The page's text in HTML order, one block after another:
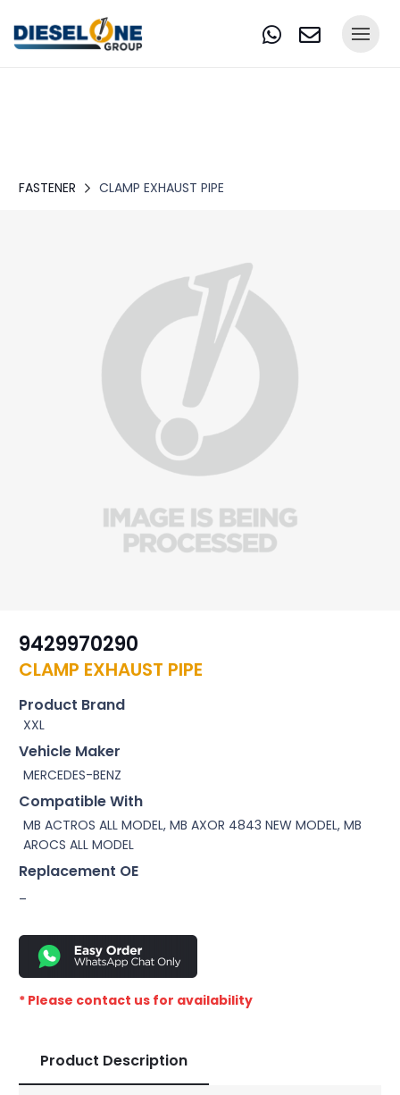
FASTENER CLAMP EXHAUST PIPE
9429970290
CLAMP EXHAUST PIPE
Product Brand
XXL
Vehicle Maker
MERCEDES-BENZ
Compatible With
MB ACTROS ALL MODEL, MB AXOR 4843 NEW MODEL, MB
AROCS ALL MODEL
Replacement OE
–
* Please contact us for availability
Product Description